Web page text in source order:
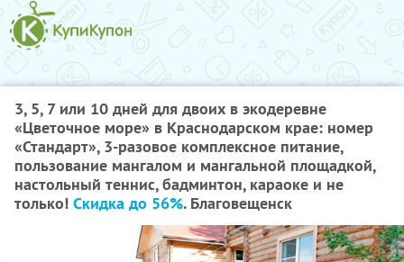
3, 5, 7 или 10 дней для двоих в экодеревне
«Цветочное море» в Краснодарском крае: номер
«Стандарт», 3-разовое комплексное питание,
пользование мангалом и мангальной площадкой,
настольный теннис, бадминтон, караоке и не
только! Скидка до 56%. Благовещенск